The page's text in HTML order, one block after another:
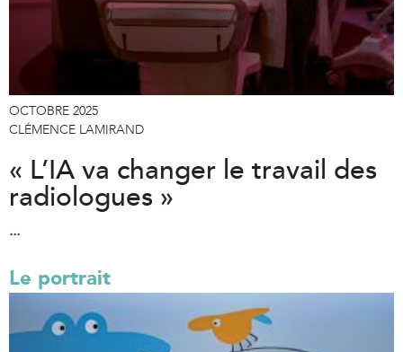
OCTOBRE 2025
CLÉMENCE LAMIRAND
« L’IA va changer le travail des
radiologues »
...
Le portrait